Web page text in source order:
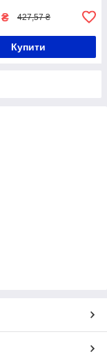
₴ 427,57 ₴
Купити